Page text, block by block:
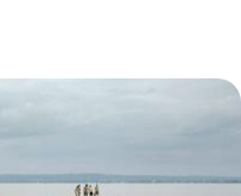
le Parlement. Les thermes
sa splendide façade et ses
du Danube.